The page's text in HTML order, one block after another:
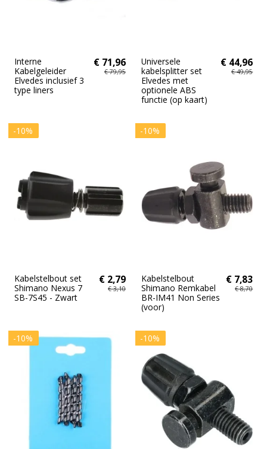
Interne
Kabelgeleider
Elvedes inclusief 3
type liners
€ 71,96
€ 79,95
Universele
kabelsplitter set
Elvedes met
optionele ABS
functie (op kaart)
€ 44,96
€ 49,95
-10%
Kabelstelbout set
Shimano Nexus 7
SB-7S45 - Zwart
€ 2,79
€ 3,10
-10%
Kabelstelbout
Shimano Remkabel
BR-IM41 Non Series
(voor)
€ 7,83
€ 8,70
-10% -10%